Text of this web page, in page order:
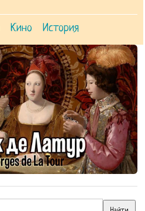
Кино История